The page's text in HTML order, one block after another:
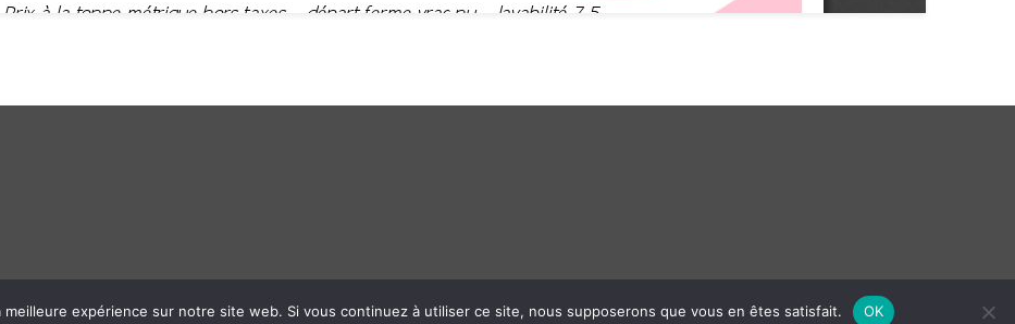
expérience sur notre site web. Si vous continuez à utiliser ce site, nous supposerons que vous en êtes satisfait. OK